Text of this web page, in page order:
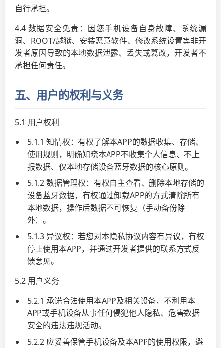
自行承担。
4.4 数据安全免责：因您手机设备自身故障、系统漏
洞、ROOT/越狱、安装恶意软件、修改系统设置等非开
发者原因导致的本地数据泄露、丢失或篡改，开发者不
承担任何责任。
五、用户的权利与义务
5.1 用户权利
5.1.1 知情权：有权了解本APP的数据收集、存储、
使用规则，明确知晓本APP不收集个人信息、不上
报数据、仅本地存储设备蓝牙数据的核心原则。
5.1.2 数据管理权：有权自主查看、删除本地存储的
设备蓝牙数据，有权通过卸载APP的方式清除所有
本地数据，操作后数据不可恢复（手动备份除
外）。
5.1.3 异议权：若您对本隐私协议内容有异议，有权
停止使用本APP，并通过开发者提供的联系方式反
馈意见。
5.2 用户义务
5.2.1 承诺合法使用本APP及相关设备，不利用本
APP或手机设备从事任何侵犯他人隐私、危害数据
安全的违法违规活动。
5.2.2 应妥善保管手机设备及本APP的使用权限，避